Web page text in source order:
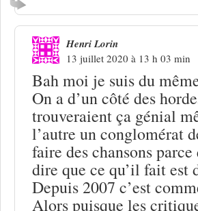
Henri Lorin
13 juillet 2020 à 13 h 03 min
Bah moi je suis du
On a d’un côté des
trouveraient ça génial
l’autre un conglomérat
faire des chansons
dire que ce qu’il fait est
Depuis 2007 c’est
Alors puisque les